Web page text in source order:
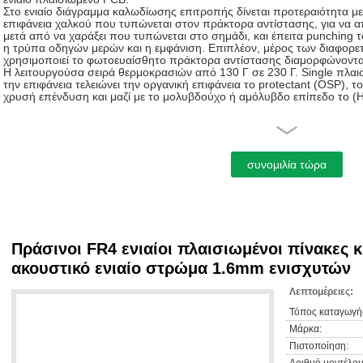
Στο ενιαίο διάγραμμα καλωδίωσης επιτροπής δίνεται προτεραιότητα
επιφάνεια χαλκού που τυπώνεται στον πράκτορα αντίστασης, για να
μετά από να χαράξει που τυπώνεται στο σημάδι, και έπειτα punching
η τρύπα οδηγών μερών και η εμφάνιση. Επιπλέον, μέρος των
χρησιμοποιεί το φωτοευαίσθητο πράκτορα αντίστασης
Η λειτουργούσα σειρά θερμοκρασιών από 130 Γ σε 230 Γ. Single
την επιφάνεια τελειώνει την οργανική επιφάνεια το protectant (OSP),
χρυσή επένδυση και μαζί με το μολυβδούχο ή αμόλυβδο επίπεδο το
Δομή:
Κατ' αρχάς, το φύλλο αλουμινίου χαλκού που χαράζονται,
απαιτείται, μια προστατευτική ταινία για να τρυπηθεί με τρυπάνι για
τη μέθοδο καθαρισμού και έπειτα κυλίσματος για να συνδυάσει τα
Πράσινοι FR4 ενιαίοι πλαισιωμένοι
ακουστικό ενιαίο στρώμα 1.6mm ενισχυτών
Λεπτομέρειες:
Τόπος
Μάρκα:
Πιστοποίηση: